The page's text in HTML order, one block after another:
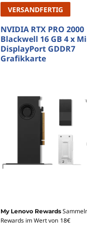
VERSANDFERTIG
NVIDIA RTX PRO 2000
Blackwell 16 GB 4 x
DisplayPort GDDR7
Grafikkarte
My Lenovo Rewards
Rewards im Wert von 18€